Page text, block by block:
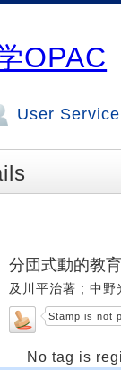
OPAC
User
分団式動的教
及川平治著 ; 中
Stamp is not
No tag is